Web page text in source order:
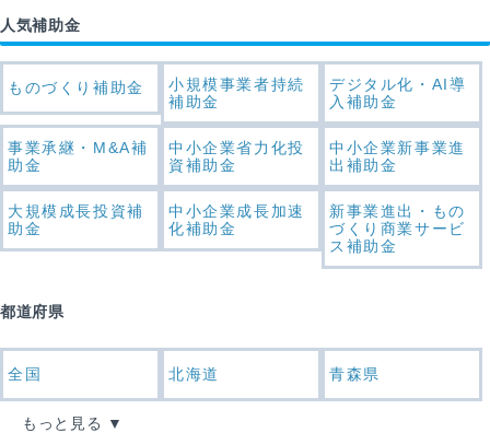
人気補助金
ものづくり補助金
小規模事業者持続
補助金
デジタル化・AI導
入補助金
事業承継・M&A補
助金
中小企業省力化投
資補助金
中小企業新事業進
出補助金
大規模成長投資補
助金
中小企業成長加速
化補助金
新事業進出・もの
づくり商業サービ
ス補助金
都道府県
全国 北海道 青森県
もっと見る